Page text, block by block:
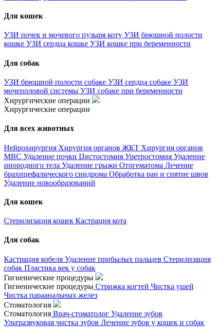
Для кошек
УЗИ почек и мочевого пузыря коту УЗИ брюшной полости
кошке УЗИ сердца кошке УЗИ кошке при беременности
Для собак
УЗИ брюшной полости собаке УЗИ сердца собаке УЗИ
мочеполовой системы УЗИ собаке при беременности
Хирургические операции
Хирургические операции
Для всех животных
Нейрохирургия Хирургия органов ЖКТ Хирургия органов
МВС Удаление почки Цистостомия Уретростомия Удаление
инородного тела Удаление грыжи Отогематома Лечение
брахицефалического синдрома Обработка ран и снятие швов
Удаление новообразований
Для кошек
Стерилизация кошек Кастрация кота
Для собак
Кастрация кобеля Удаление прибылых пальцев Стерилизация
собак Пластика век у собак
Гигиенические процедуры
Гигиенические процедуры Стрижка когтей Чистка ушей
Чистка параанальных желез
Стоматология
Стоматология Врач-стоматолог Удаление зубов
Ультразвуковая чистка зубов Лечение зубов у кошек и собак